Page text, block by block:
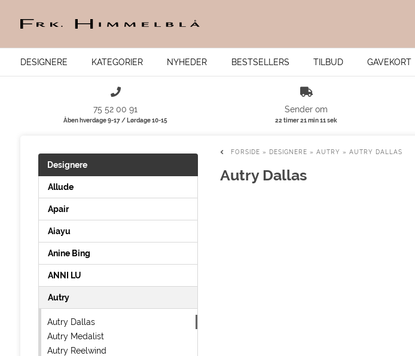
DESIGNERE KATEGORIER NYHEDER BESTSELLERS TILBUD GAVEKORT
75 52 00 91
Åben hverdage 9-17 / Lørdage 10-15
Sender om
22 timer 21 min 11 sek
Designere
Allude
Apair
Aiayu
Anine Bing
ANNI LU
Autry
Autry Dallas
Autry Medalist
Autry Reelwind
FORSIDE » DESIGNERE » AUTRY » AUTRY DALLAS
Autry Dallas